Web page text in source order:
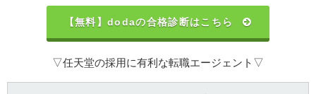
【無料】dodaの合格診断はこちら
▽任天堂の採用に有利な転職エージェント▽